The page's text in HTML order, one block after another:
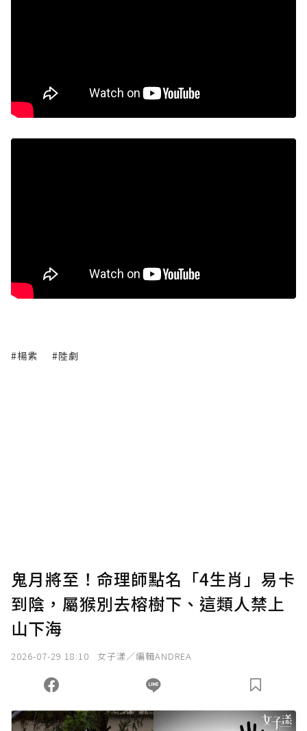
#楊紫 #陸劇
鬼月將至！命理師點名「4生肖」易卡
到陰，屬猴別去榕樹下、這類人禁上
山下海
2026-07-29 18:10 女子漾／編輯ANDREA